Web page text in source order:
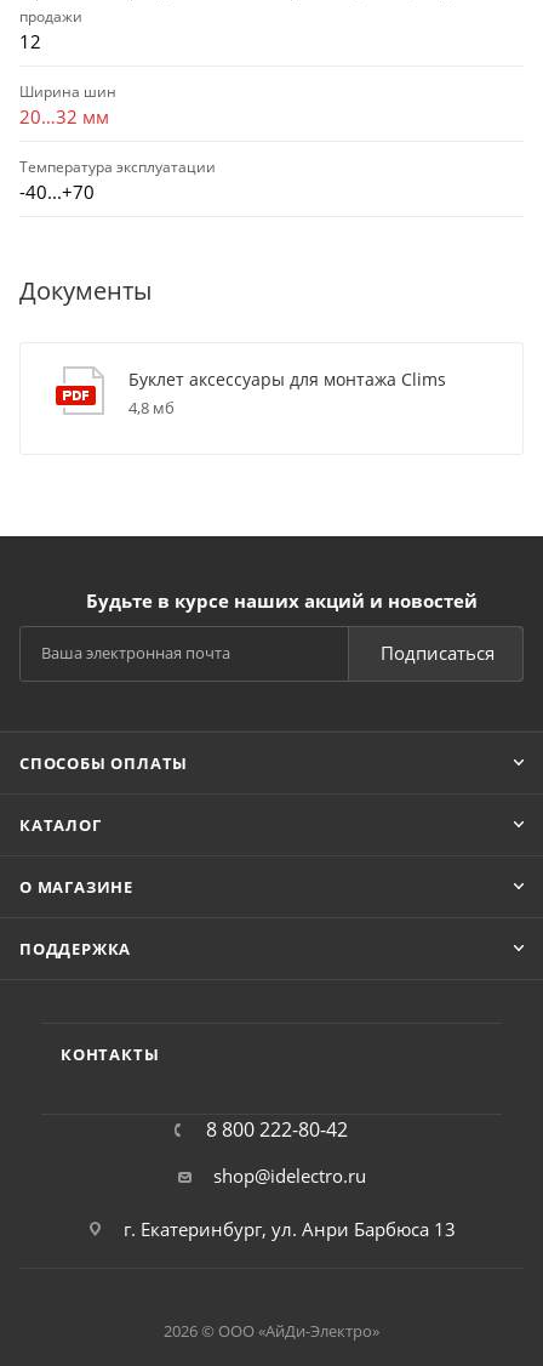
продажи
12
Ширина шин
20…32 мм
Температура эксплуатации
-40...+70
Документы
Буклет аксессуары для монтажа Clims
4,8 мб
Будьте в курсе наших акций и новостей
Подписаться
СПОСОБЫ ОПЛАТЫ
КАТАЛОГ
О МАГАЗИНЕ
ПОДДЕРЖКА
КОНТАКТЫ
8 800 222-80-42
shop@idelectro.ru
г. Екатеринбург, ул. Анри Барбюса 13
2026 © ООО «АйДи-Электро»